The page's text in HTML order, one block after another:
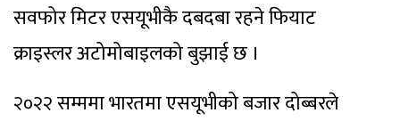
सवफोर मिटर एसयूभीकै दबदबा रहने फियाट
क्राइस्लर अटोमोबाइलको बुझाई छ ।
२०२२ सम्ममा भारतमा एसयूभीको बजार दोब्बरले